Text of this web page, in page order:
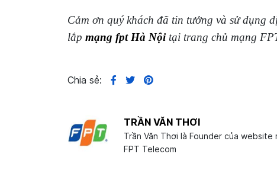
Cảm ơn quý khách đã tin tưởng và sử dụng
lắp mạng fpt Hà Nộitại trang chủ mạng
Chia sẻ:
TRẦN VĂN THƠI
Trần Văn Thơi là Founder của
FPT Telecom